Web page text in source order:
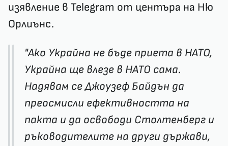
изявление в Telegram от центъра на Ню
Орлиънс.
"Ако Украйна не бъде приета в НАТО,
Украйна ще влезе в НАТО сама.
Надявам се Джоузеф Байдън да
преосмисли ефективността на
пакта и да освободи Столтенберг и
ръководителите на други държави,